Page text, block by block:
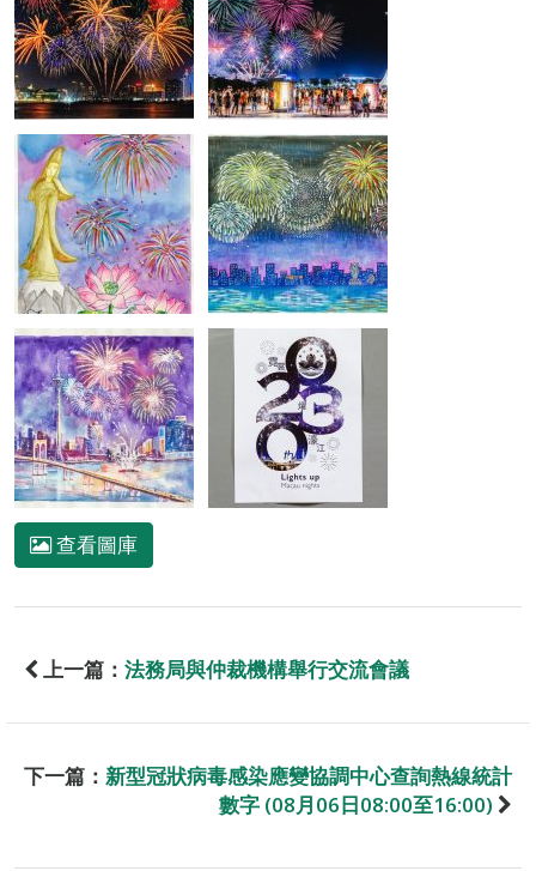
查看圖庫
上一篇： 法務局與仲裁機構舉行交流會議
下一篇： 新型冠狀病毒感染應變協調中心查詢熱線統計
數字 (08月06日08:00至16:00)